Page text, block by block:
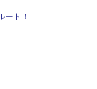
ート！